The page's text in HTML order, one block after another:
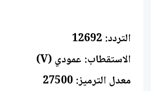
التردد: 12692
الاستقطاب: عمودي (V)
معدل الترميز: 27500